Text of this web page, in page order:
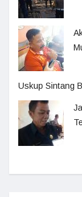
Uskup Sintang